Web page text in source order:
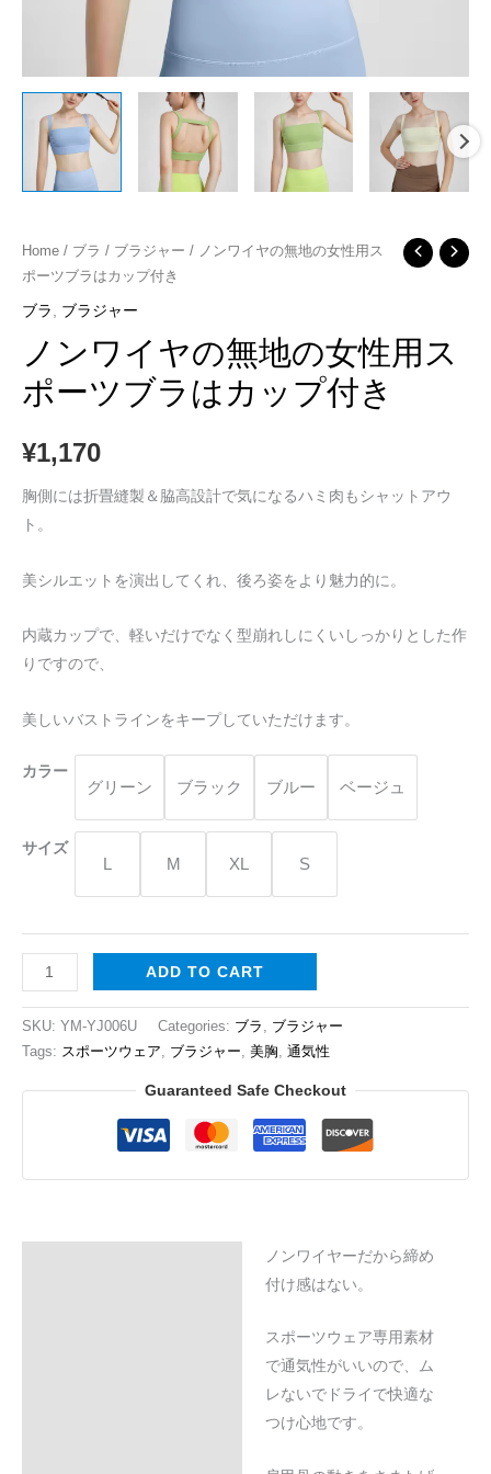
Home / ブラ / ブラジャー / ノンワイヤの無地の女性用ス
ポーツブラはカップ付き
ブラ ブラジャー
ノンワイヤの無地の女性用ス
ポーツブラはカップ付き
¥1,170
胸側には折畳縫製＆脇高設計で気になるハミ肉もシャットアウ
ト。
美シルエットを演出してくれ、後ろ姿をより魅力的に。
内蔵カップで、軽いだけでなく型崩れしにくいしっかりとした作
りですので、
美しいバストラインをキープしていただけます。
カラー
グリーン ブラック ブルー ベージュ
サイズ
L M XL S
ノ
ン
ワ
ヤ
の
地
女
性
ス
は
プ
quantity
ADD TO CART
SKU: YM-YJ006U Categories: ブラ , ブラジャー
Tags: スポーツウェア, ブラジャー, 美胸, 通気性
Guaranteed Safe Checkout
ノンワイヤーだから締め
付け感はない。
スポーツウェア専用素材
で通気性がいいので、ム
レないでドライで快適な
つけ心地です。